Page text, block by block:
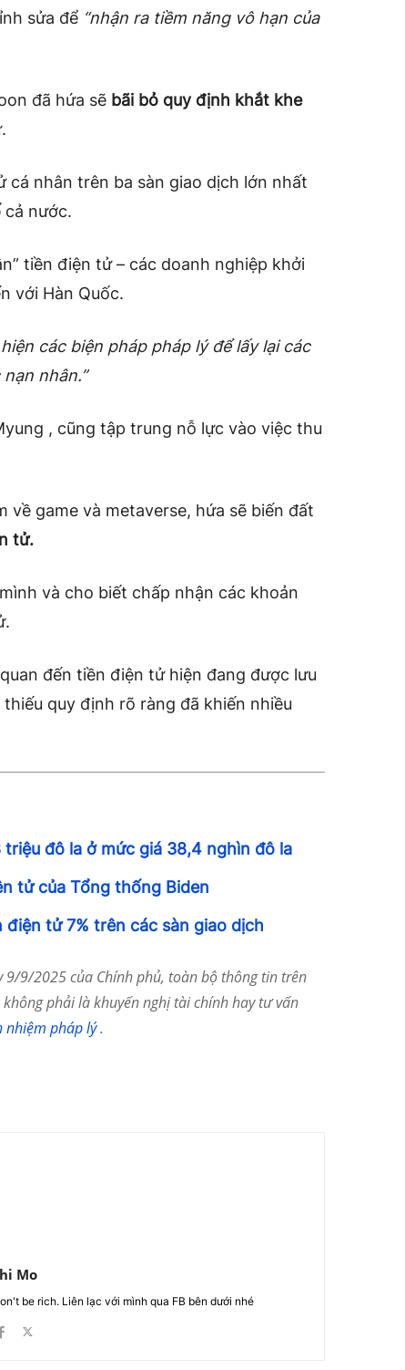
sửa để “nhận ra tiềm năng vô hạn của
đã hứa sẽ bãi bỏ quy định khắt khe
cá nhân trên ba sàn giao dịch lớn nhất
cả nước.
tiền điện tử – các doanh nghiệp khởi
với Hàn Quốc.
các biện pháp pháp lý để lấy lại các
nhân.”
, cũng tập trung nỗ lực vào việc thu
về game và metaverse, hứa sẽ biến đất
tử.
và cho biết chấp nhận các khoản
đến tiền điện tử hiện đang được lưu
quy định rõ ràng đã khiến nhiều
đô la ở mức giá 38,4 nghìn đô la
tử của Tổng thống Biden
tử 7% trên các sàn giao dịch
9/9/2025 của Chính phủ, toàn bộ thông tin trên
phải là khuyến nghị tài chính hay tư vấn
nhiệm pháp lý.
Mo
be rich. Liên lạc với mình qua FB bên dưới nhé